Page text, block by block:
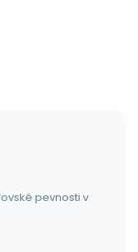
pevnosti v